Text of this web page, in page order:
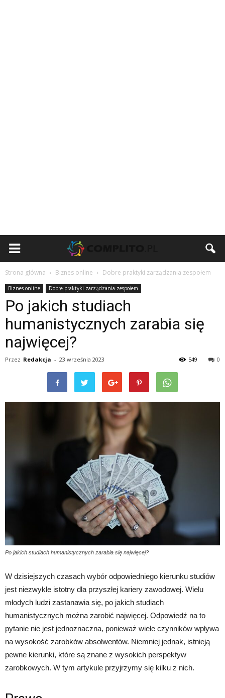
Strona główna Biznes online Dobre praktyki zarządzania zespołem
Biznes online Dobre praktyki zarządzania zespołem
Po jakich studiach
humanistycznych zarabia się
najwięcej?
Przez Redakcja - 23 września 2023 0
549
Po jakich studiach humanistycznych zarabia się najwięcej?
W dzisiejszych czasach wybór odpowiedniego kierunku studiów
jest niezwykle istotny dla przyszłej kariery zawodowej. Wielu
młodych ludzi zastanawia się, po jakich studiach
humanistycznych można zarobić najwięcej. Odpowiedź na to
pytanie nie jest jednoznaczna, ponieważ wiele czynników wpływa
na wysokość zarobków absolwentów. Niemniej jednak, istnieją
pewne kierunki, które są znane z wysokich perspektyw
zarobkowych. W tym artykule przyjrzymy się kilku z nich.